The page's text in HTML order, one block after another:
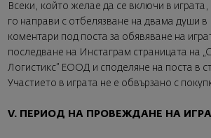
Всеки, който желае да се включи в
го направи с отбелязване на двама души в
коментари под поста за обявяване на
последване на Инстаграм страницата на
Логистикс” ЕООД и споделяне на поста в
Участието в играта не е обвързано с
V. ПЕРИОД НА ПРОВЕЖДАНЕ НА